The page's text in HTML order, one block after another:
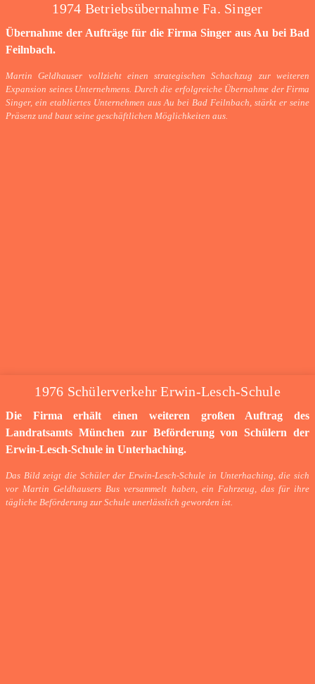
1974 Betriebsübernahme Fa. Singer
Übernahme der Aufträge für die Firma Singer aus Au bei Bad
Feilnbach.
Martin Geldhauser vollzieht einen strategischen Schachzug zur weiteren
Expansion seines Unternehmens. Durch die erfolgreiche Übernahme der Firma
Singer, ein etabliertes Unternehmen aus Au bei Bad Feilnbach, stärkt er seine
Präsenz und baut seine geschäftlichen Möglichkeiten aus.
1976 Schülerverkehr Erwin-Lesch-Schule
Die Firma erhält einen weiteren großen Auftrag des
Landratsamts München zur Beförderung von Schülern der
Erwin-Lesch-Schule in Unterhaching.
Das Bild zeigt die Schüler der Erwin-Lesch-Schule in Unterhaching, die sich
vor Martin Geldhausers Bus versammelt haben, ein Fahrzeug, das für ihre
tägliche Beförderung zur Schule unerlässlich geworden ist.